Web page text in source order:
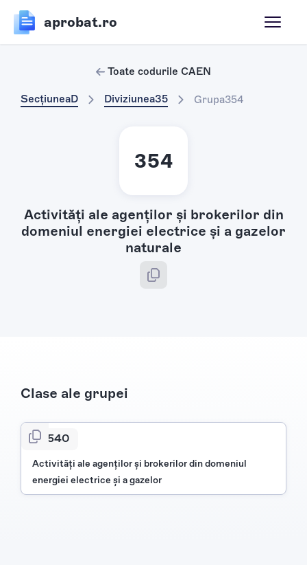
aprobat.ro
Toate codurile CAEN
SecțiuneaD Diviziunea35 Grupa354
354
Activități ale agenților și brokerilor din
domeniul energiei electrice și a gazelor
naturale
Clase ale grupei
3540
Activități ale agenților și brokerilor din domeniul
energiei electrice și a gazelor